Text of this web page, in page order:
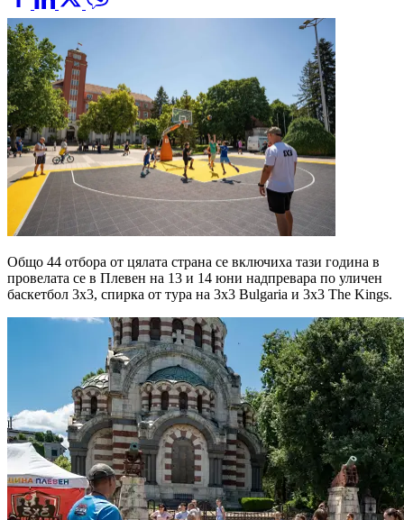
Общо 44 отбора от цялата страна се включиха тази година в
провелата се в Плевен на 13 и 14 юни надпревара по уличен
баскетбол 3х3, спирка от тура на 3х3 Bulgaria и 3х3 The Kings.